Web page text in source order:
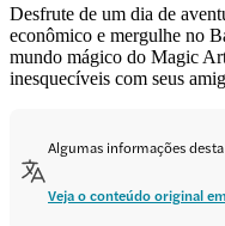
Desfrute de um dia de
econômico e mergulhe no
mundo mágico do Magic
inesquecíveis com seus
Algumas informações
Veja o conteúdo original